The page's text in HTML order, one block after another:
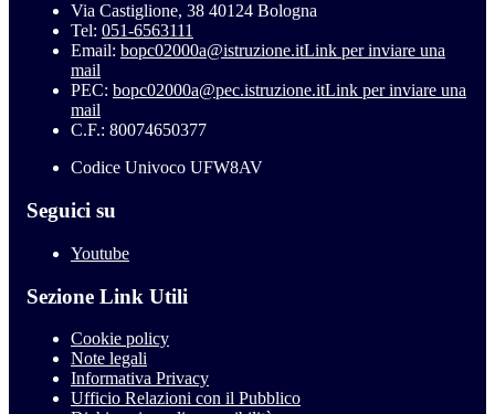
Via Castiglione, 38 40124 Bologna
Tel: 051-6563111
Email: bopc02000a@istruzione.itLink per inviare una
mail
PEC: bopc02000a@pec.istruzione.itLink per inviare una
mail
C.F.: 80074650377
Codice Univoco UFW8AV
Seguici su
Youtube
Sezione Link Utili
Cookie policy
Note legali
Informativa Privacy
Ufficio Relazioni con il Pubblico